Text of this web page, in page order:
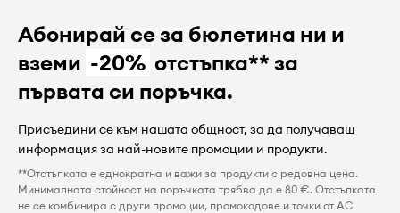
Абонирай се за бюлетина ни и
вземи -20% отстъпка** за
първата си поръчка.
Присъедини се към нашата общност, за да получаваш
информация за най-новите промоции и продукти.
**Отстъпката е еднократна и важи за продукти с редовна цена.
Минималната стойност на поръчката трябва да е 80 €. Отстъпката
не се комбинира с други промоции, промокодове и точки от AC